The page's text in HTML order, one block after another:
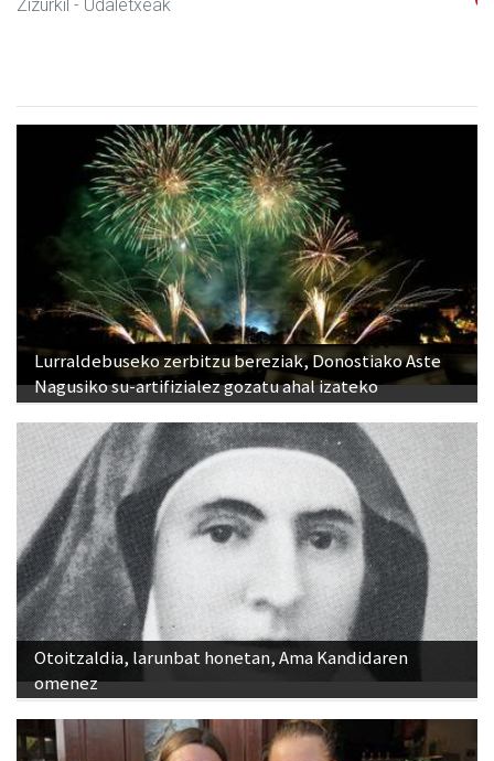
Lurraldebuseko zerbitzu bereziak, Donostiako Aste
Nagusiko su-artifizialez gozatu ahal izateko
Otoitzaldia, larunbat honetan, Ama Kandidaren
omenez